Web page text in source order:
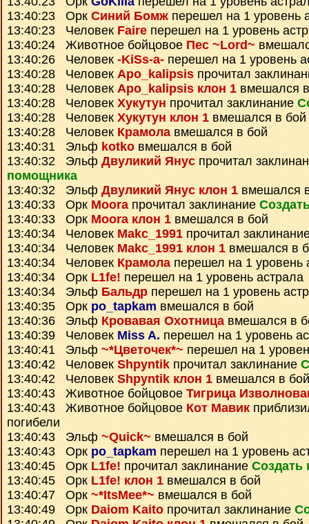
13:40:23 Орк Синий Бомж перешел на 1 уровень
13:40:23 Человек Faire перешел на 1 уровень
13:40:24 Животное бойцовое Пес ~Lord~
13:40:26 Человек -KiSs-a- перешел на 1 уровень
13:40:28 Человек Apo_kalipsis прочитал
13:40:28 Человек Apo_kalipsis клон 1 вмешался
13:40:28 Человек Хукутун прочитал заклинание
13:40:28 Человек Хукутун клон 1 вмешался в бой
13:40:28 Человек Крамола вмешался в бой
13:40:31 Эльф kotko вмешался в бой
13:40:32 Эльф Двуликий Янус прочитал
помощника
13:40:32 Эльф Двуликий Янус клон 1 вмешался
13:40:33 Орк Mooraпрочитал заклинание
13:40:33 Орк Moora клон 1 вмешался в бой
13:40:34 Человек Makc_1991 прочитал
13:40:34 Человек Makc_1991 клон 1 вмешался в
13:40:34 Человек Крамола перешел на 1 уровень
13:40:34 Орк L1fe! перешел на 1 уровень астрала
13:40:34 Эльф Бальдр перешел на 1 уровень
13:40:35 Орк po_tapkam вмешался в бой
13:40:36 Эльф Кровавая Охотницавмешался в
13:40:39 Человек Miss A. перешел на 1 уровень
13:40:41 Эльф ~*Цветочек*~ перешел на 1
13:40:42 Человек Shpyntik прочитал заклинание
13:40:42 Человек Shpyntik клон 1 вмешался в бой
13:40:43 Животное бойцовое Тигрица
13:40:43 Животное бойцовое Кот Мавик
погибели
13:40:43 Эльф ~Quick~ вмешался в бой
13:40:43 Орк po_tapkam перешел на 1 уровень
13:40:45 Орк L1fe! прочитал заклинание Создать
13:40:45 Орк L1fe! клон 1 вмешался в бой
13:40:47 Орк ~*ItsMee*~ вмешался в бой
13:40:49 Орк Daiom Kaito прочитал заклинание